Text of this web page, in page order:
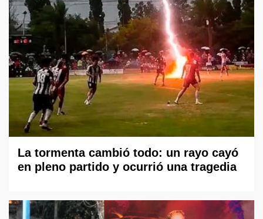
La tormenta cambió todo: un rayo cayó
en pleno partido y ocurrió una tragedia